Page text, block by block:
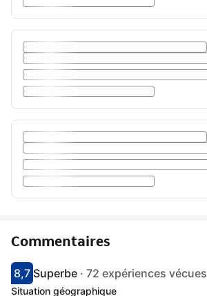
Commentaires
Avec une note de 8.7
8,7
superbeSuperbe · 72 expériences vécues
Situation géographique